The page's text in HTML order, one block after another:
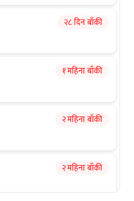
२८ दिन बाँकी
१ महिना बाँकी
२ महिना बाँकी
२ महिना बाँकी